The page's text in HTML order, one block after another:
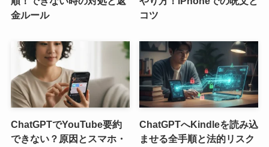
金ルール
コツ
ChatGPTでYouTube要約
できない？原因とスマホ・
ChatGPTへKindleを読み込
ませる全手順と法的リスク